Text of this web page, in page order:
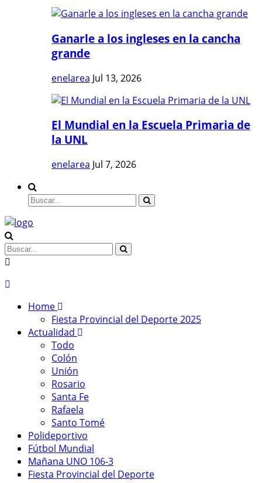
Ganarle a los ingleses en la cancha
grande
enelarea Jul 13, 2026
El Mundial en la Escuela Primaria de
la UNL
enelarea Jul 7, 2026
Home
Fiesta Provincial del Deporte 2025
Actualidad
Todo
Colón
Unión
Rosario
Santa Fe
Rafaela
Santo Tomé
Polideportivo
Fútbol Mundial
Mañana UNO 106-3
Fiesta Provincial del Deporte